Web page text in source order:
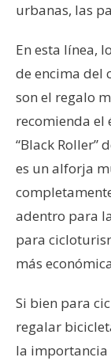
urbanas, las
En esta línea,
de encima del
son el regalo
recomienda el
“Black Roller”
es un alforja
adentro para
para
más
Si bien para
regalar
la importancia